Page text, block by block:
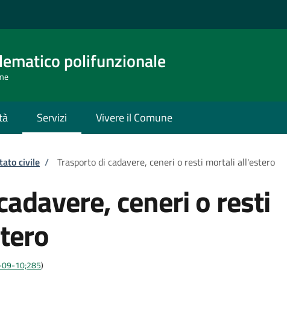
polifunzionale
Servizi Vivere il Comune
civile / Trasporto di cadavere, ceneri o resti mortali all'estero
ceneri o resti
09-10;285)